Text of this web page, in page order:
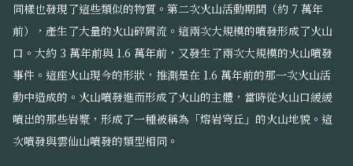
同樣也發現了這些類似的物質。第二次火山活動期間（約 7 萬年
前），產生了大量的火山碎屑流。這兩次大規模的噴發形成了火山
口。大約 3 萬年前與 1.6 萬年前，又發生了兩次大規模的火山噴發
事件。這座火山現今的形狀，推測是在 1.6 萬年前的那一次火山活
動中造成的。火山噴發進而形成了火山的主體，當時從火山口緩緩
噴出的那些岩漿，形成了一種被稱為「熔岩穹丘」的火山地貌。這
次噴發與雲仙山噴發的類型相同。